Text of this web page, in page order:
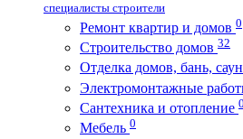
специалисты строители
Ремонт квартир и домов 0
Строительство домов 32
Отделка домов, бань, саун
Электромонтажные
Сантехника и отопление 0
Мебель 0